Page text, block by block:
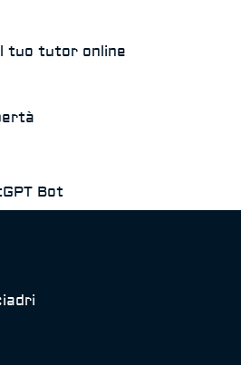
tuo tutor online
Bot